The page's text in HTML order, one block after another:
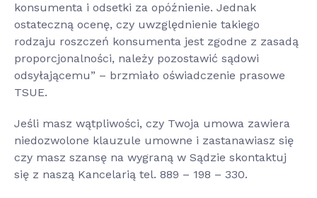
konsumenta i odsetki za opóźnienie. Jednak
ostateczną ocenę, czy uwzględnienie takiego
rodzaju roszczeń konsumenta jest zgodne z zasadą
proporcjonalności, należy pozostawić sądowi
odsyłającemu” – brzmiało oświadczenie prasowe
TSUE.
Jeśli masz wątpliwości, czy Twoja umowa zawiera
niedozwolone klauzule umowne i zastanawiasz się
czy masz szansę na wygraną w Sądzie skontaktuj
się z naszą Kancelarią tel. 889 – 198 – 330.